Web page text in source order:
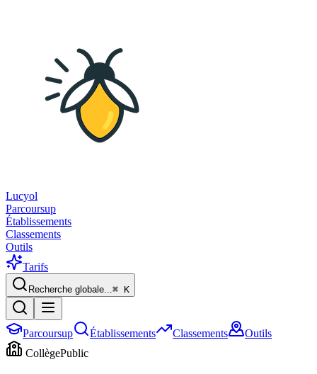
Lucyol
Parcoursup
Établissements
Classements
Outils
Tarifs
Recherche globale...⌘ K
Parcoursup Établissements Classements
Outils
CollègePublic